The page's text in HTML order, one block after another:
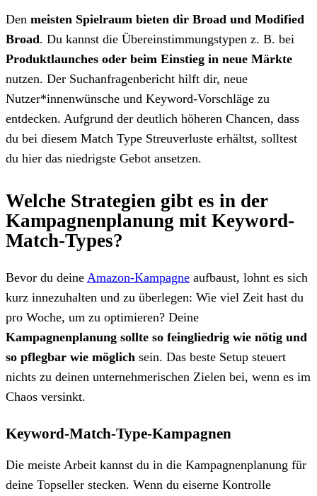
Den meisten Spielraum bieten dir Broad und Modified
Broad. Du kannst die Übereinstimmungstypen z. B. bei
Produktlaunches oder beim Einstieg in neue Märkte
nutzen. Der Suchanfragenbericht hilft dir, neue
Nutzer*innenwünsche und Keyword-Vorschläge zu
entdecken. Aufgrund der deutlich höheren Chancen, dass
du bei diesem Match Type Streuverluste erhältst, solltest
du hier das niedrigste Gebot ansetzen.
Welche Strategien gibt es in der
Kampagnenplanung mit Keyword-
Match-Types?
Bevor du deine Amazon-Kampagne aufbaust, lohnt es sich
kurz innezuhalten und zu überlegen: Wie viel Zeit hast du
pro Woche, um zu optimieren? Deine
Kampagnenplanung sollte so feingliedrig wie nötig und
so pflegbar wie möglich sein. Das beste Setup steuert
nichts zu deinen unternehmerischen Zielen bei, wenn es im
Chaos versinkt.
Keyword-Match-Type-Kampagnen
Die meiste Arbeit kannst du in die Kampagnenplanung für
deine Topseller stecken. Wenn du eiserne Kontrolle